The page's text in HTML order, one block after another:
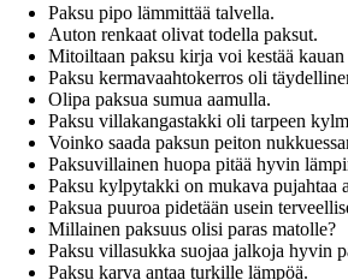
Paksu pipo lämmittää talvella.
Auton renkaat olivat todella paksut.
Mitoiltaan paksu kirja voi kestää kauan
Paksu kermavaahtokerros oli
Olipa paksua sumua aamulla.
Paksu villakangastakki oli tarpeen
Voinko saada paksun peiton
Paksuvillainen huopa pitää hyvin
Paksu kylpytakki on mukava pujahtaa
Paksua puuroa pidetään usein
Millainen paksuus olisi paras matolle?
Paksu villasukka suojaa jalkoja hyvin
Paksu karva antaa turkille lämpöä.